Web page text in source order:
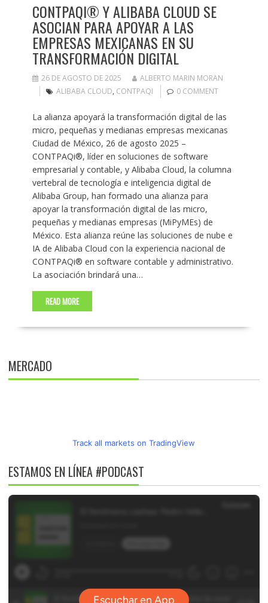
CONTPAQI® Y ALIBABA CLOUD SE
ASOCIAN PARA APOYAR A LAS
EMPRESAS MEXICANAS EN SU
TRANSFORMACIÓN DIGITAL
26 DE AGOSTO DE 2025
ALBERTO MARIN MORAN
ALIBABA CLOUD, CONTPAQI 0 COMMENT
La alianza apoyará la transformación digital de las
micro, pequeñas y medianas empresas mexicanas
Ciudad de México, 26 de agosto 2025 –
CONTPAQi®, líder en soluciones de software
empresarial y contable, y Alibaba Cloud, la columna
vertebral de tecnología e inteligencia digital de
Alibaba Group, han formado una alianza para
apoyar la transformación digital de las micro,
pequeñas y medianas empresas (MiPyMEs) de
México. Esta alianza reúne las soluciones de nube e
IA de Alibaba Cloud con la experiencia nacional de
CONTPAQi® en software contable y administrativo.
La asociación brindará una…
READ MORE
MERCADO
Track all markets on TradingView
ESTAMOS EN LÍNEA #PODCAST